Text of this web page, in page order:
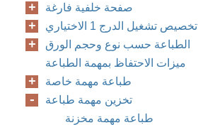
صفحة خلفية فارغة
تخصيص تشغيل الدرج 1 الاختياري‏
الطباعة حسب نوع وحجم الورق
ميزات الاحتفاظ بمهمة الطباعة
طباعة مهمة خاصة
تخزين مهمة طباعة
طباعة مهمة مخزنة